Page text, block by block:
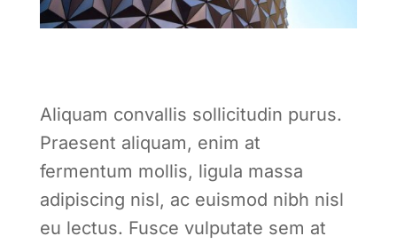
Aliquam convallis sollicitudin purus.
Praesent aliquam, enim at
fermentum mollis, ligula massa
adipiscing nisl, ac euismod nibh nisl
eu lectus. Fusce vulputate sem at